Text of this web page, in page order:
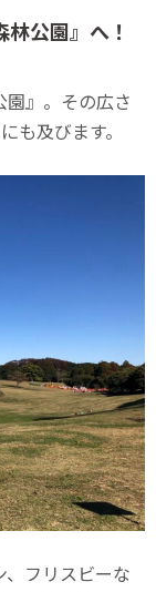
公園』へ！
』。その広さ
も及びます。
フリスビーな